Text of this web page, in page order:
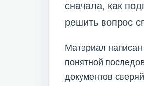
сначала, как
решить вопрос
Материал написан
понятной
документов